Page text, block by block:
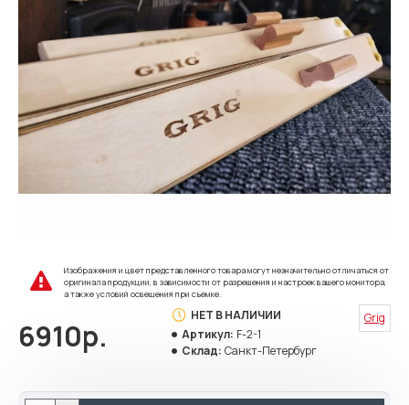
Изображения и цвет представленного товара могут незначительно отличаться от
оригинала продукции, в зависимости от разрешения и настроек вашего монитора,
а также условий освещения при съемке.
6910р.
НЕТ В НАЛИЧИИ
Артикул: F-2-1
Склад: Санкт-Петербург
Grig